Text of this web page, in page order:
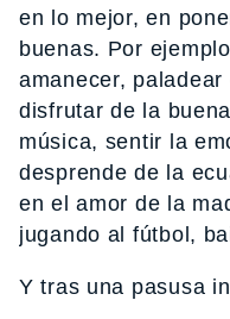
en lo mejor, en
buenas. Por
amanecer,
disfrutar de la
música, sentir la
desprende de la
en el amor de la
jugando al fútbol,
Y tras una pasusa